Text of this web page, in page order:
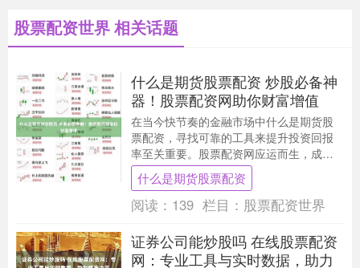
股票配资世界 相关话题
什么是期货股票配资 炒股必备神
器！股票配资网助你财富增值
在当今快节奏的金融市场中什么是期货股
票配资，寻找可靠的工具来提升投资回报
率至关重要。股票配资网应运而生，成为
炒股人士的必备神器，助力财富增值。 * **
股价上涨....
什么是期货股票配资
阅读： 139 栏目： 股票配资世界
证券公司能炒股吗 在线股票配资
网：专业工具与实时数据，助力